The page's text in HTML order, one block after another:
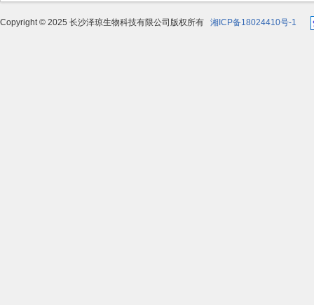
Copyright © 2025 长沙泽琼生物科技有限公司版权所有 湘ICP备18024410号-1